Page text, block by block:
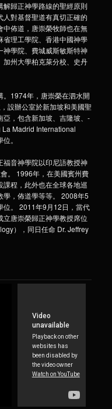
解歸正神學路線的聖經原則
對基督聖道有真切正­確的
中佈道，唐崇榮牧師也在無
省理工學院、香港­中國神學
神學院、費城威斯敏斯特神
加州大學柏克­萊分校、史丹
。1974年，唐崇榮在泗水開
設辦公室於新加坡和美國聖
亞，包含新加坡、吉隆坡、­
La Madrid International
。
福音神學院以印尼語教授神
。 1996年，在美國賓州費
程，此外也在全球各地巡
學，佈道學等等。 2008年5
位。 2011年9月12日，當代
唐崇榮歸正神學教授席位
），同日任命 Dr. Jeffrey